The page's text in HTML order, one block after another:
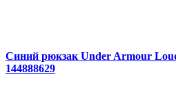
Синий рюкзак Under Armour
144888629